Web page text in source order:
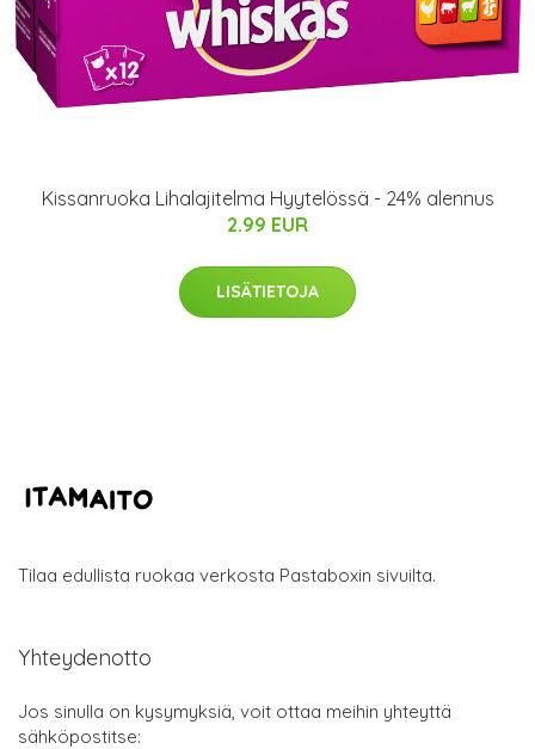
Kissanruoka Lihalajitelma Hyytelössä - 24% alennus
2.99 EUR
LISÄTIETOJA
Tilaa edullista ruokaa verkosta Pastaboxin sivuilta.
Yhteydenotto
Jos sinulla on kysymyksiä, voit ottaa meihin yhteyttä
sähköpostitse: